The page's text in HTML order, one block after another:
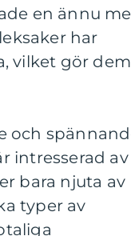
en ännu
har
vilket gör dem
och
intresserad av
bara njuta av
typer av